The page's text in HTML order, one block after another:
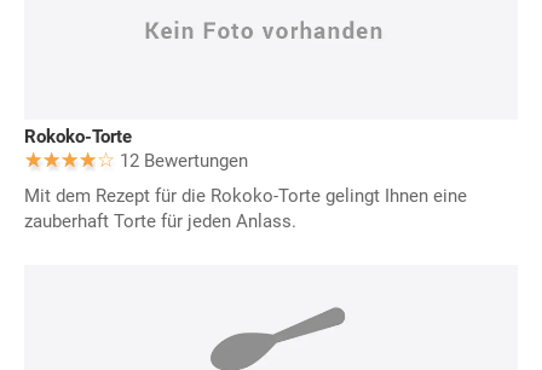
Rokoko-Torte
12 Bewertungen
Mit dem Rezept für die Rokoko-Torte gelingt Ihnen eine
zauberhaft Torte für jeden Anlass.